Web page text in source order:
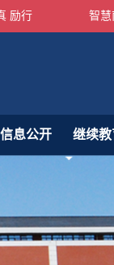
励行 智慧
信息公开 继续教